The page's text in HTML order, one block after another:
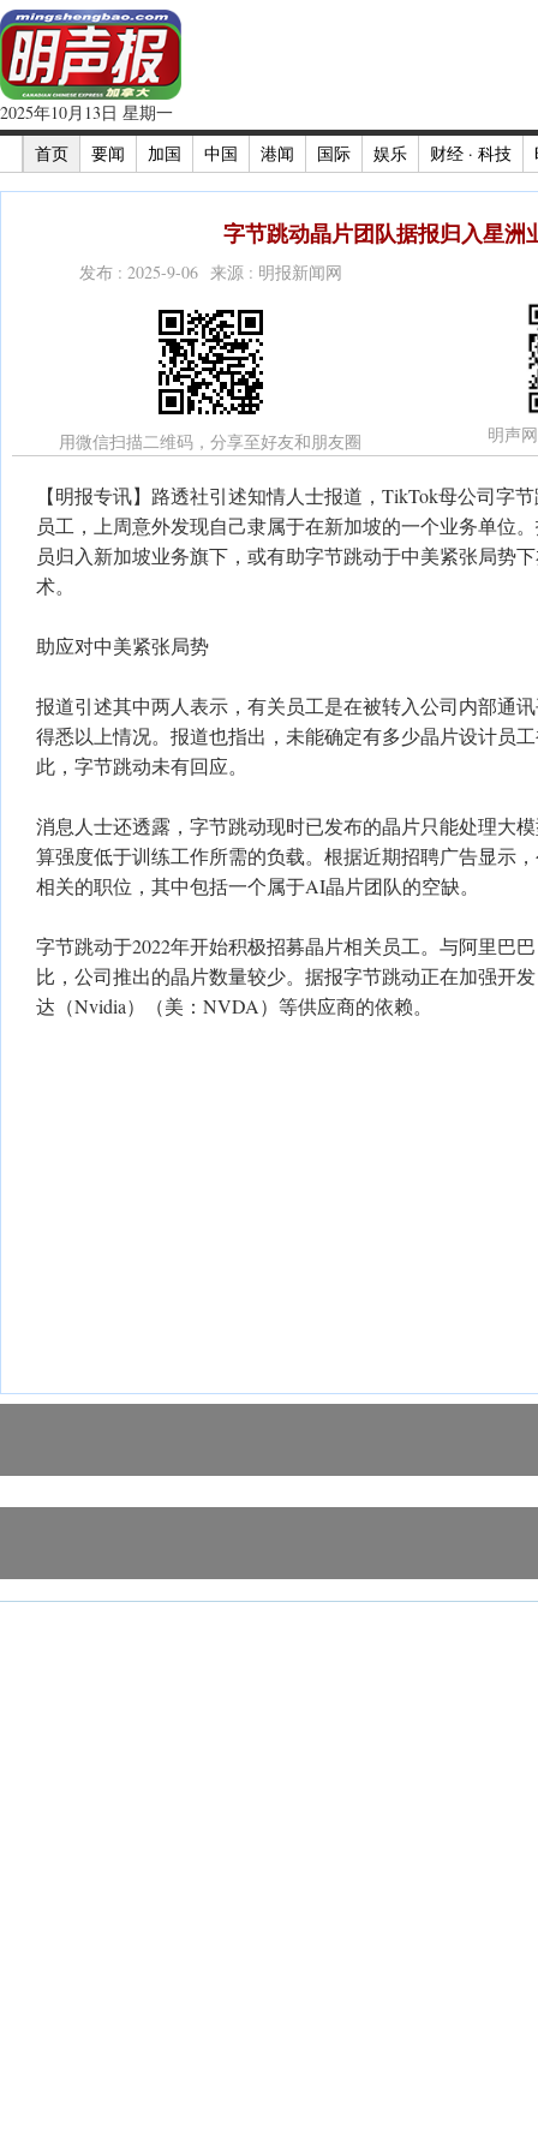
2025年10月13日 星期一
首页
要闻 加国 中国 港闻 国际 娱乐 财经 · 科技
字节跳动晶片团队据报归入星洲
发布 : 2025-9-06 来源 : 明报新闻网
用微信扫描二维码，分享至好友和朋友圈 明声
【明报专讯】路透社引述知情人士报道，TikTok母公司字
员工，上周意外发现自己隶属于在新加坡的一个业务单位
员归入新加坡业务旗下，或有助字节跳动于中美紧张局势
术。
助应对中美紧张局势
报道引述其中两人表示，有关员工是在被转入公司内部通
得悉以上情况。报道也指出，未能确定有多少晶片设计员
此，字节跳动未有回应。
消息人士还透露，字节跳动现时已发布的晶片只能处理大
算强度低于训练工作所需的负载。根据近期招聘广告显示
相关的职位，其中包括一个属于AI晶片团队的空缺。
字节跳动于2022年开始积极招募晶片相关员工。与阿里巴
比，公司推出的晶片数量较少。据报字节跳动正在加强开
达（Nvidia）（美：NVDA）等供应商的依赖。